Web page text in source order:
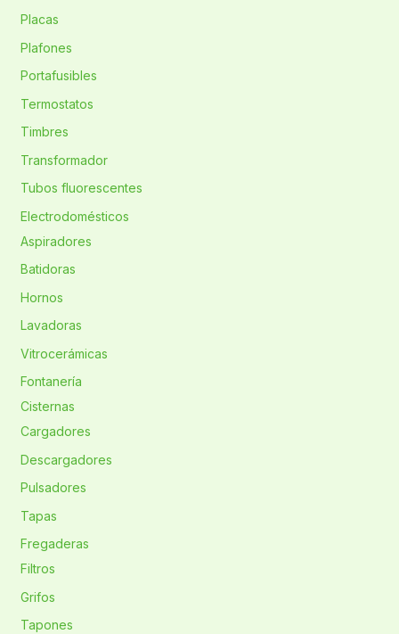
Placas
Plafones
Portafusibles
Termostatos
Timbres
Transformador
Tubos fluorescentes
Electrodomésticos
Aspiradores
Batidoras
Hornos
Lavadoras
Vitrocerámicas
Fontanería
Cisternas
Cargadores
Descargadores
Pulsadores
Tapas
Fregaderas
Filtros
Grifos
Tapones